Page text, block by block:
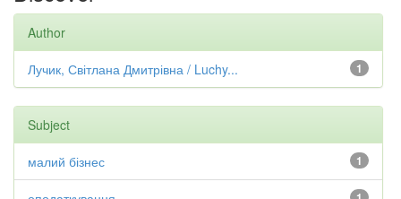
Author
1
Лучик, Світлана Дмитрівна / Luchy...
Subject
1
малий бізнес